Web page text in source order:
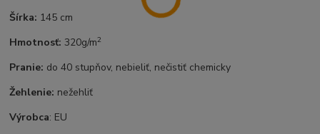
Šírka: 145 cm
Hmotnosť: 320g/m2
Pranie: do 40 stupňov, nebieliť, nečistiť chemicky
Žehlenie: nežehliť
Výrobca: EU